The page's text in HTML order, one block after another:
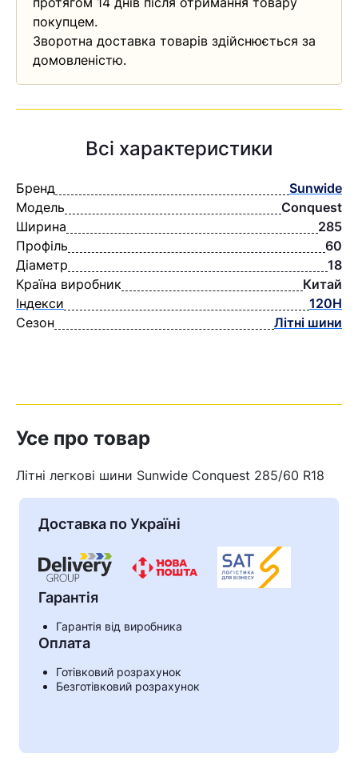
Кошик
Ваш номер надіслано.
покупцем.
Зворотна доставка товарів здійснюється за
домовленістю.
Всі характеристики
Бренд
Sunwide
Модель
Conquest
Ширина
285
Профіль
60
Діаметр
18
Країна виробник
Китай
Індекси
120H
Сезон
Літні шини
Усе про товар
Літні легкові шини Sunwide Conquest 285/60 R18
Доставка по Україні
Гарантія
Гарантія від виробника
Оплата
Готівковий розрахунок
Безготівковий розрахунок